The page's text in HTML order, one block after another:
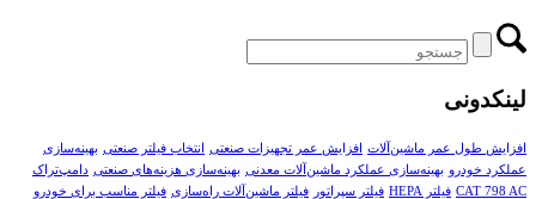
لینکدونی
افزایش طول عمر ماشین‌آلات افزایش عمر تجهیزات صنعتی انتخاب فیلتر صنعتی بهینه‌سازی
عملکرد خودرو بهینه‌سازی عملکرد ماشین‌آلات معدنی بهینه‌سازی هزینه‌های صنعتی دامپ‌تراک
CAT 798 AC فیلتر HEPA فیلتر سپراتور فیلتر ماشین‌آلات راه‌سازی فیلتر مناسب برای خودرو